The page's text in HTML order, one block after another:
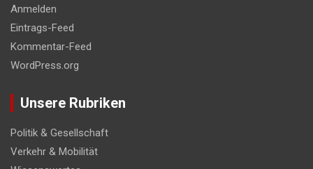
Anmelden
Eintrags-Feed
Kommentar-Feed
WordPress.org
Unsere Rubriken
Politik & Gesellschaft
Verkehr & Mobilität